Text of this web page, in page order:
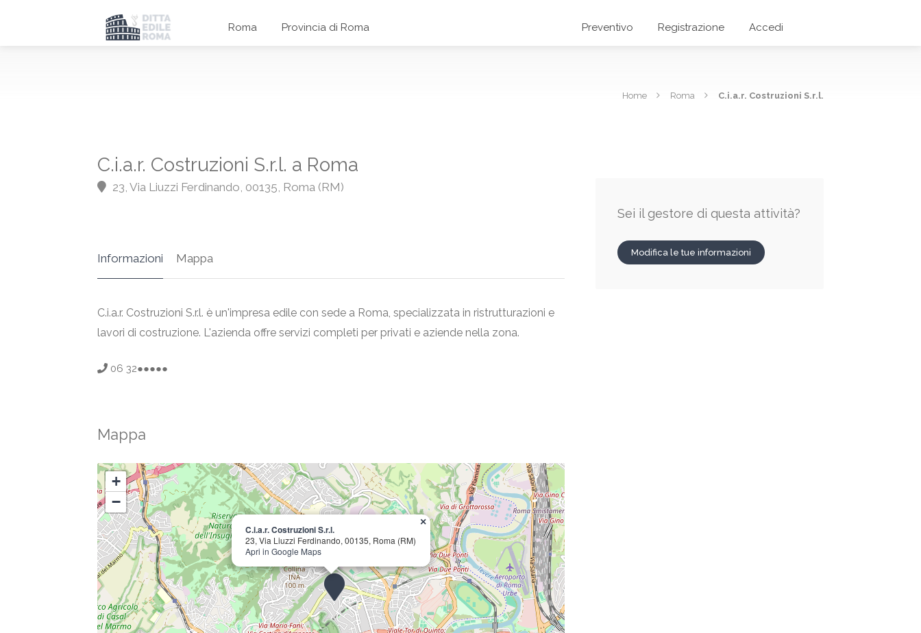
Roma Provincia di Roma Preventivo Registrazione Accedi
Home Roma C.i.a.r. Costruzioni S.r.l.
C.i.a.r. Costruzioni S.r.l. a Roma
23, Via Liuzzi Ferdinando, 00135, Roma (RM)
Informazioni Mappa
C.i.a.r. Costruzioni S.r.l. è un'impresa edile con sede a Roma, specializzata in ristrutturazioni e
lavori di costruzione. L'azienda offre servizi completi per privati e aziende nella zona.
06 32●●●●●
Mappa
C.i.a.r. Costruzioni S.r.l.
23, Via Liuzzi Ferdinando, 00135, Roma (RM)
Apri in Google Maps
×
+
−
Sei il gestore di questa attività?
Modifica le tue informazioni